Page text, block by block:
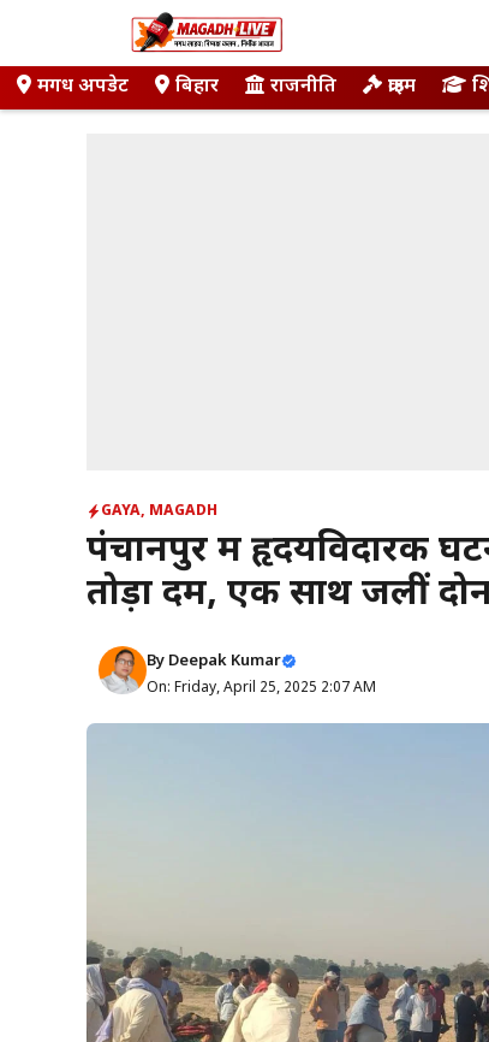
content
मगध अपडेट बिहार राजनीति क्राइम
GAYA, MAGADH
पंचानपुर में हृदयविदारक
तोड़ा दम, एक साथ जलीं
By Deepak Kumar
On: Friday, April 25, 2025 2:07 AM